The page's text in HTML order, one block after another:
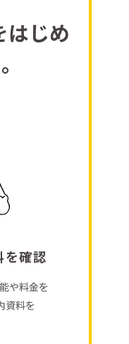
じめ
を確認
や料金を
資料を